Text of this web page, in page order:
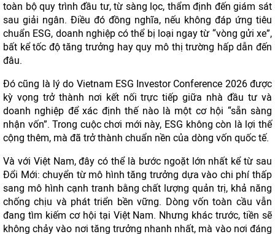
toàn bộ quy trình đầu tư, từ sàng lọc, thẩm định đến giám sát
sau giải ngân. Điều đó đồng nghĩa, nếu không đáp ứng tiêu
chuẩn ESG, doanh nghiệp có thể bị loại ngay từ “vòng gửi xe”,
bất kể tốc độ tăng trưởng hay quy mô thị trường hấp dẫn đến
đâu.
Đó cũng là lý do Vietnam ESG Investor Conference 2026 được
kỳ vọng trở thành nơi kết nối trực tiếp giữa nhà đầu tư và
doanh nghiệp để xác định thế nào là một cơ hội “sẵn sàng
nhận vốn”. Trong cuộc chơi mới này, ESG không còn là lợi thế
cộng thêm, mà đã trở thành chuẩn nền của dòng vốn quốc tế.
Và với Việt Nam, đây có thể là bước ngoặt lớn nhất kể từ sau
Đổi Mới: chuyển từ mô hình tăng trưởng dựa vào chi phí thấp
sang mô hình cạnh tranh bằng chất lượng quản trị, khả năng
chống chịu và phát triển bền vững. Dòng vốn toàn cầu vẫn
đang tìm kiếm cơ hội tại Việt Nam. Nhưng khác trước, tiền sẽ
không chảy vào nơi tăng trưởng nhanh nhất, mà vào nơi đáng